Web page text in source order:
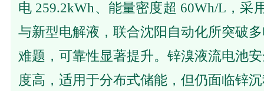
电 259.2kWh、能量密度超 60Wh/L，采
与新型电解液，联合沈阳自动化所突破
难题，可靠性显著提升。锌溴液流电池
度高，适用于分布式储能，但仍面临锌